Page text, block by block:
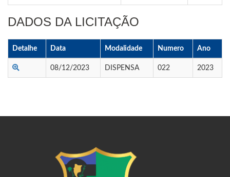
DADOS DA LICITAÇÃO
Detalhe Data Modalidade Numero Ano
08/12/2023 DISPENSA 022 2023